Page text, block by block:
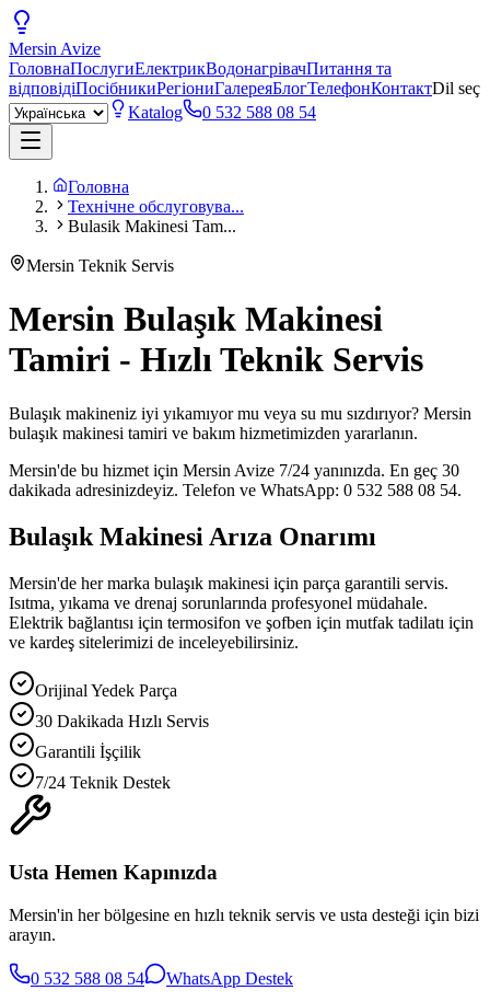
Mersin Avize
ГоловнаПослугиЕлектрикВодонагрівачПитання та
відповідіПосібникиРегіониГалереяБлогТелефонКонтактDil seç
Katalog
0 532 588 08 54
Головна
Технічне обслуговува...
Bulasik Makinesi Tam...
Mersin Teknik Servis
Mersin Bulaşık Makinesi
Tamiri - Hızlı Teknik Servis
Bulaşık makineniz iyi yıkamıyor mu veya su mu sızdırıyor? Mersin
bulaşık makinesi tamiri ve bakım hizmetimizden yararlanın.
Mersin'de bu hizmet için Mersin Avize 7/24 yanınızda. En geç 30
dakikada adresinizdeyiz. Telefon ve WhatsApp: 0 532 588 08 54.
Bulaşık Makinesi Arıza Onarımı
Mersin'de her marka bulaşık makinesi için parça garantili servis.
Isıtma, yıkama ve drenaj sorunlarında profesyonel müdahale.
Elektrik bağlantısı için termosifon ve şofben için mutfak tadilatı için
ve kardeş sitelerimizi de inceleyebilirsiniz.
Orijinal Yedek Parça
30 Dakikada Hızlı Servis
Garantili İşçilik
7/24 Teknik Destek
Usta Hemen Kapınızda
Mersin'in her bölgesine en hızlı teknik servis ve usta desteği için bizi
arayın.
0 532 588 08 54
WhatsApp Destek